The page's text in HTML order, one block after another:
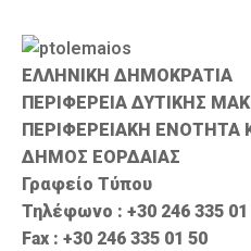
ΕΛΛΗΝΙΚΗ ΔΗΜΟΚΡΑΤΙΑ
ΠΕΡΙΦΕΡΕΙΑ ΔΥΤΙΚΗΣ
ΠΕΡΙΦΕΡΕΙΑΚΗ ΕΝΟΤΗΤΑ
ΔΗΜΟΣ ΕΟΡΔΑΙΑΣ
Γραφείο Τύπου
Τηλέφωνο : +30 246 335 01
Fax : +30 246 335 01 50